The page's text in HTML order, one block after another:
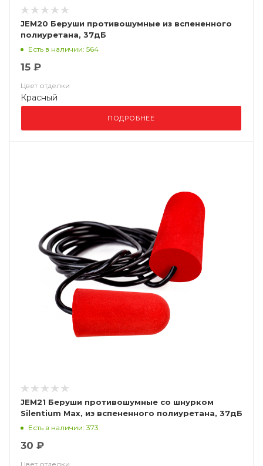
JEM20 Беруши противошумные из вспененного
полиуретана, 37дБ
Есть в наличии: 564
15 ₽
Цвет отделки
Красный
ПОДРОБНЕЕ
JEM21 Беруши противошумные со шнурком
Silentium Max, из вспененного полиуретана, 37дБ
(упак 100 пар)
Есть в наличии: 373
30 ₽
Цвет отделки